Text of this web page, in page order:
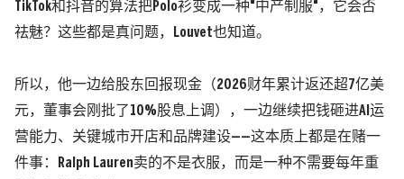
TikTok和抖音的算法把Polo衫变成一种"中产制服"，它会否
祛魅？这些都是真问题，Louvet也知道。
所以，他一边给股东回报现金 （2026财年累计返还超7亿美
元，董事会刚批了10%股息上调）
，一边继续把钱砸进AI运
营能力、关键城市开店和品牌建设——这本质上都是在赌一
件事：
Ralph Lauren卖的不是衣服，而是一种不需要每年重